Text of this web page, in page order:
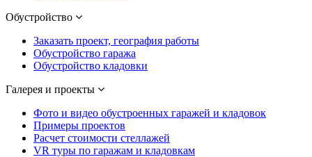
Обустройство
Заказать проект, география работы
Обустройство гаража
Обустройство кладовки
Галерея и проекты
Фото и видео обустроенных гаражей и кладовок
Примеры проектов
Расчет стоимости стеллажей
VR туры по гаражам и кладовкам